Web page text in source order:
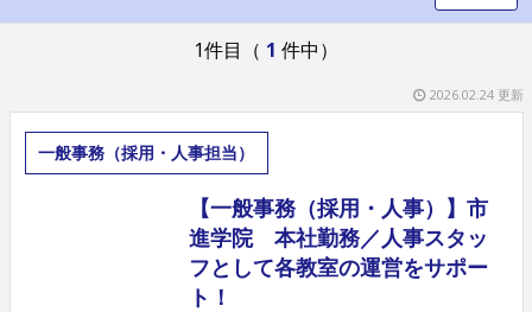
1件目（ 1 件中）
2026.02.24 更新
一般事務（採用・人事担当）
【一般事務（採用・人事）】市
進学院 本社勤務／人事スタッ
フとして各教室の運営をサポー
ト！